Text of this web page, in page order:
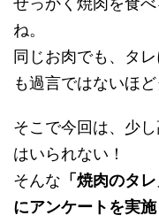
ね。
同じお肉でも、タ
も過言ではないほど
そこで今回は、少
はいられない！
そんな 「焼肉のタレ
にアンケートを実施